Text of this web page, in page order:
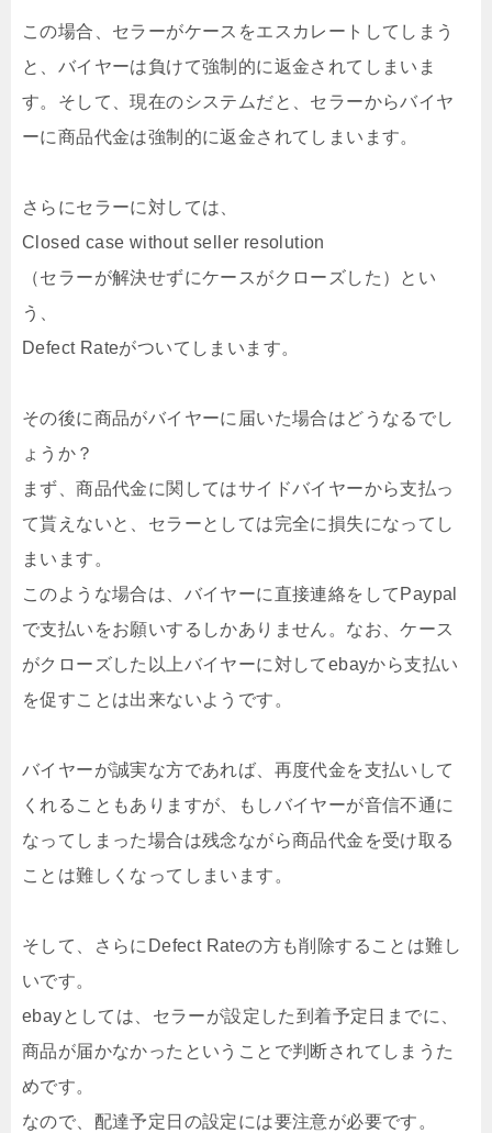
この場合、セラーがケースをエスカレートしてしまう
と、バイヤーは負けて強制的に返金されてしまいま
す。そして、現在のシステムだと、セラーからバイヤ
ーに商品代金は強制的に返金されてしまいます。
さらにセラーに対しては、
Closed case without seller resolution
（セラーが解決せずにケースがクローズした）とい
う、
Defect Rateがついてしまいます。
その後に商品がバイヤーに届いた場合はどうなるでし
ょうか？
まず、商品代金に関してはサイドバイヤーから支払っ
て貰えないと、セラーとしては完全に損失になってし
まいます。
このような場合は、バイヤーに直接連絡をしてPaypal
で支払いをお願いするしかありません。なお、ケース
がクローズした以上バイヤーに対してebayから支払い
を促すことは出来ないようです。
バイヤーが誠実な方であれば、再度代金を支払いして
くれることもありますが、もしバイヤーが音信不通に
なってしまった場合は残念ながら商品代金を受け取る
ことは難しくなってしまいます。
そして、さらにDefect Rateの方も削除することは難し
いです。
ebayとしては、セラーが設定した到着予定日までに、
商品が届かなかったということで判断されてしまうた
めです。
なので、配達予定日の設定には要注意が必要です。